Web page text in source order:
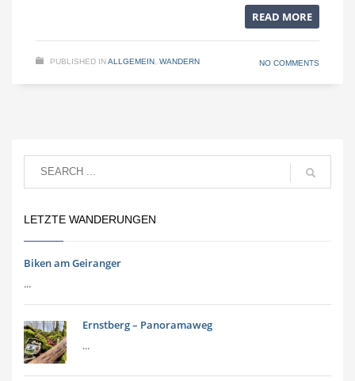
READ MORE
PUBLISHED INALLGEMEIN WANDERN NO COMMENTS
LETZTE WANDERUNGEN
Biken am Geiranger
...
Ernstberg – Panoramaweg
...